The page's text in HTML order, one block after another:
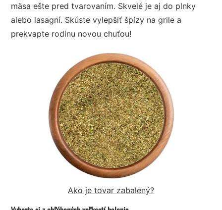
mäsa ešte pred tvarovaním. Skvelé je aj do plnky
alebo lasagní. Skúste vylepšiť špízy na grile a
prekvapte rodinu novou chuťou!
Ako je tovar zabalený?